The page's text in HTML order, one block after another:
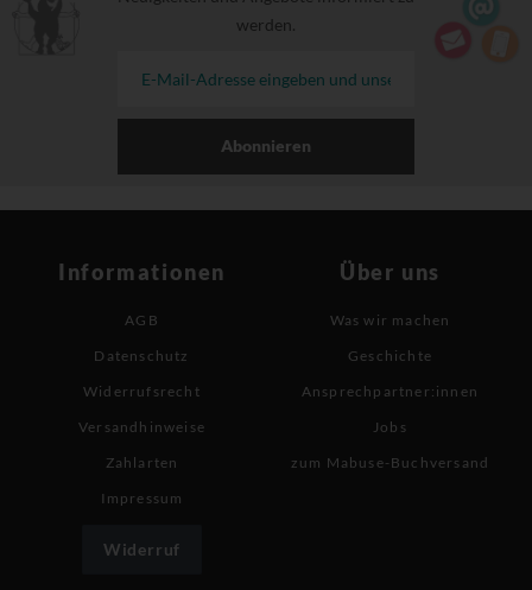
werden.
Abonnieren
Informationen
AGB
Datenschutz
Widerrufsrecht
Versandhinweise
Zahlarten
Impressum
Widerruf
Über uns
Was wir machen
Geschichte
Ansprechpartner:innen
Jobs
zum Mabuse-Buchversand